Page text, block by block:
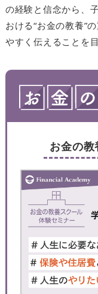
の経験と信念から、
おける“お金の教養”
やすく伝えることを
お金の